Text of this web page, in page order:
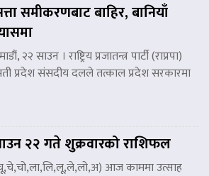
समीकरणबाट बाहिर, बानियाँ
२२ साउन । राष्ट्रिय प्रजातन्त्र पार्टी (राप्रपा)
प्रदेश संसदीय दलले तत्काल प्रदेश सरकारमा
२२ गते शुक्रवारको राशिफल
आज काममा उत्साह